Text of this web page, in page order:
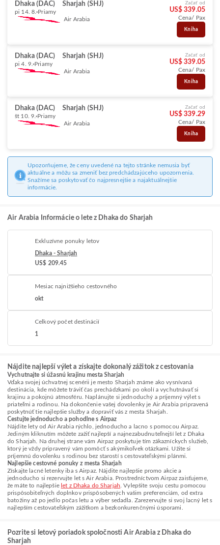
Dhaka (DAC) Sharjah (SHJ)
pi 14. 8. Priamy
Air Arabia
Začať od
US$ 339.05
Cena/ Pax
Kniha
Dhaka (DAC) Sharjah (SHJ)
pi 4. 9. Priamy
Air Arabia
Začať od
US$ 339.05
Cena/ Pax
Kniha
Dhaka (DAC) Sharjah (SHJ)
št 10. 9. Priamy
Air Arabia
Začať od
US$ 339.29
Cena/ Pax
Kniha
Upozorňujeme, že ceny uvedené na tejto stránke nemusia byť
aktuálne a môžu sa zmeniť bez predchádzajúceho upozornenia.
Snažíme sa poskytovať čo najpresnejšie a najaktuálnejšie
informácie.
Air Arabia Informácie o lete z Dhaka do Sharjah
Exkluzívne ponuky letov
Dhaka - Sharjah
US$ 209.45
Mesiac najnižšieho cestovného
okt
Celkový počet destinácií
1
Nájdite najlepší výlet a získajte dokonalý zážitok z cestovania
Vychutnajte si úžasnú krajinu mesta Sharjah
Vďaka svojej úchvatnej scenérii je mesto Sharjah známe ako vysnívaná
destinácia, kde môžete tráviť čas prechádzkami po okolí a vychutnávať si
krajinu a pokojnú atmosféru. Naplánujte si jednoduchý a príjemný výlet s
priateľmi a rodinou. Na dokončenie vašej dovolenky je Air Arabia pripravená
poskytnúť tie najlepšie služby a dopraviť vás z mesta Sharjah.
Cestujte jednoducho a pohodlne s Airpaz
Nájdite lety od Air Arabia rýchlo, jednoducho a lacno s pomocou Airpaz.
Jediným kliknutím môžete zažiť najlepší a najnezabudnuteľnejší let z Dhaka
do Sharjah. Na druhej strane vám Airpaz poskytuje tím zákazníckych služieb,
ktorý je vždy pripravený vám pomôcť s akýmikoľvek otázkami. Užite si
príjemnú dovolenku s rodinou bez starostí s cestovateľskými plánmi.
Najlepšie cestovné ponuky z mesta Sharjah
Získajte lacné letenky iba s Airpaz. Nájdite najlepšie promo akcie a
jednoducho si rezervujte let s Air Arabia. Prostredníctvom Airpaz zaisťujeme,
že máte to najlepšie let z Dhaka do Sharjah . Vylepšite svoju cestu pomocou
prispôsobiteľných doplnkov prispôsobených vašim preferenciám, od extra
batožiny až po jedlo počas letu a výber sedadla. Zarezervujte si svoj lacný let s
najlepším cestovateľským zážitkom a bezkonkurenčnými úsporami.
Pozrite si letový poriadok spoločnosti Air Arabia z Dhaka do
Sharjah